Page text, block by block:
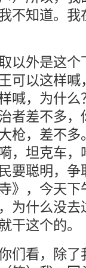
不知道。
以外是这
可以这样
喊，为什
者差不多
枪，差不
，坦克车
要聪明，
》，今天
为什么没
干这个的。
们看，除